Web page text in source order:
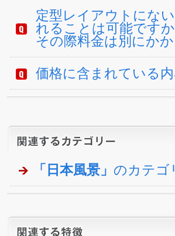
定型レイアウトにな
れることは可能です
その際料金は別にか
価格に含まれている
「日本風景」 のカテゴ